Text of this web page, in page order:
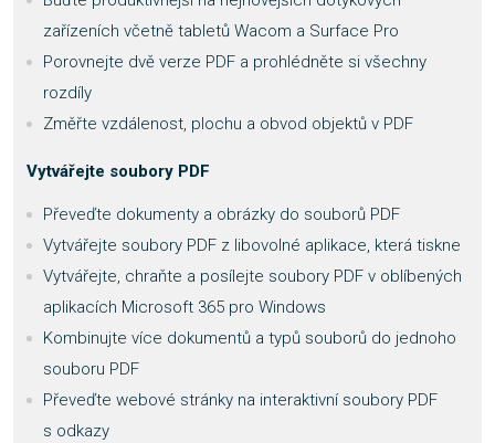
zařízeních včetně tabletů Wacom a Surface Pro
Porovnejte dvě verze PDF a prohlédněte si všechny
rozdíly
Změřte vzdálenost, plochu a obvod objektů v PDF
Vytvářejte soubory PDF
Převeďte dokumenty a obrázky do souborů PDF
Vytvářejte soubory PDF z libovolné aplikace, která tiskne
Vytvářejte, chraňte a posílejte soubory PDF v oblíbených
aplikacích Microsoft 365 pro Windows
Kombinujte více dokumentů a typů souborů do jednoho
souboru PDF
Převeďte webové stránky na interaktivní soubory PDF
s odkazy